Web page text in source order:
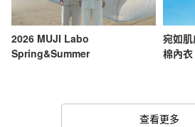
2026 MUJI Labo
Spring&Summer
宛如
棉內衣
查看更多